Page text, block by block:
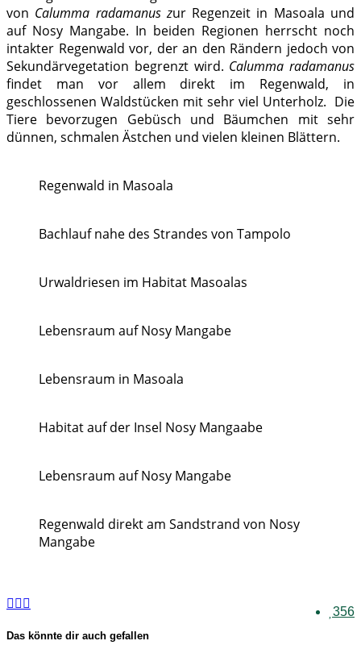
von Calumma radamanus zur Regenzeit in Masoala und
auf Nosy Mangabe. In beiden Regionen herrscht noch
intakter Regenwald vor, der an den Rändern jedoch von
Sekundärvegetation begrenzt wird. Calumma radamanus
findet man vor allem direkt im Regenwald, in
geschlossenen Waldstücken mit sehr viel Unterholz. Die
Tiere bevorzugen Gebüsch und Bäumchen mit sehr
dünnen, schmalen Ästchen und vielen kleinen Blättern.
Regenwald in Masoala
Bachlauf nahe des Strandes von Tampolo
Urwaldriesen im Habitat Masoalas
Lebensraum auf Nosy Mangabe
Lebensraum in Masoala
Habitat auf der Insel Nosy Mangaabe
Lebensraum auf Nosy Mangabe
Regenwald direkt am Sandstrand von Nosy
Mangabe
356
Das könnte dir auch gefallen